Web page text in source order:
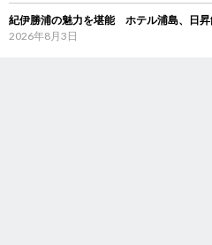
紀伊勝浦の魅力を堪能 ホテル浦島、日昇
2026年8月3日